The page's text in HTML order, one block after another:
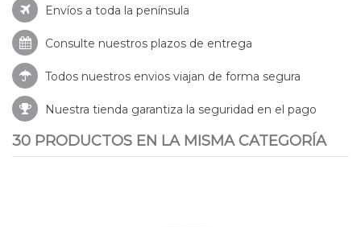
Envíos a toda la península
Consulte nuestros plazos de entrega
Todos nuestros envios viajan de forma segura
Nuestra tienda garantiza la seguridad en el pago
30 PRODUCTOS EN LA MISMA CATEGORÍA